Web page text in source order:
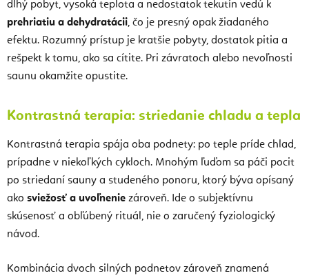
dlhý pobyt, vysoká teplota a nedostatok tekutín vedú k
prehriatiu a dehydratácii, čo je presný opak žiadaného
efektu. Rozumný prístup je kratšie pobyty, dostatok pitia a
rešpekt k tomu, ako sa cítite. Pri závratoch alebo nevoľnosti
saunu okamžite opustite.
Kontrastná terapia: striedanie chladu a tepla
Kontrastná terapia spája oba podnety: po teple príde chlad,
prípadne v niekoľkých cykloch. Mnohým ľuďom sa páči pocit
po striedaní sauny a studeného ponoru, ktorý býva opísaný
ako sviežosť a uvoľnenie zároveň. Ide o subjektívnu
skúsenosť a obľúbený rituál, nie o zaručený fyziologický
návod.
Kombinácia dvoch silných podnetov zároveň znamená